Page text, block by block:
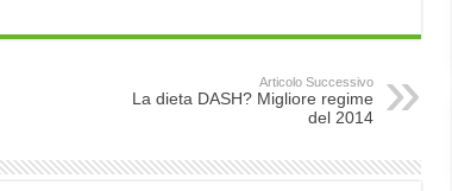
Articolo Successivo
La dieta DASH? Migliore regime
del 2014